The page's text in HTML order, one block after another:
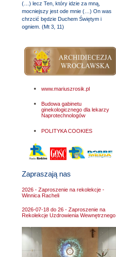
(…) lecz Ten, który idzie za mną,
mocniejszy jest ode mnie (…) On was
chrzcić będzie Duchem Świętym i
ogniem. (Mt 3, 11)
www.mariuszrosik.pl
Budowa gabinetu
ginekologicznego dla lekarzy
Naprotechnologów
POLITYKA COOKIES
Zapraszają nas
2026 - Zaproszenie na rekolekcje -
Winnica Racheli
2026-07-18 do 26 - Zaproszenie na
Rekolekcje Uzdrowienia Wewnętrznego